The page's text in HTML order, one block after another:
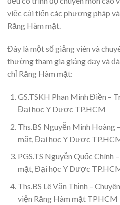
việc cải tiến các phương pháp
Răng Hàm mặt.
Đây là một số giảng viên và
thường tham gia giảng dạy và
chỉ Răng Hàm mặt:
GS.TSKH Phan Minh Điền –
Đại học Y Dược TP.HCM
Ths.BS Nguyễn Minh Hoàng
mặt, Đại học Y Dược
PGS.TS Nguyễn Quốc Chính
mặt, Đại học Y Dược
Ths.BS Lê Văn Thịnh –
viện Răng Hàm mặt TPHCM